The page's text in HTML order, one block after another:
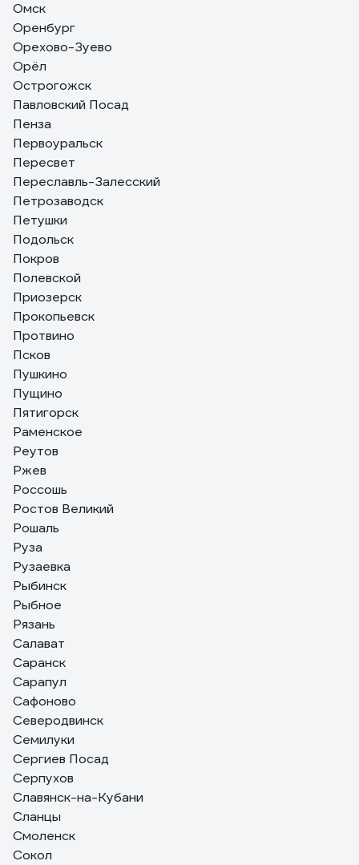
Омск
Оренбург
Орехово-Зуево
Орёл
Острогожск
Павловский Посад
Пенза
Первоуральск
Пересвет
Переславль-Залесский
Петрозаводск
Петушки
Подольск
Покров
Полевской
Приозерск
Прокопьевск
Протвино
Псков
Пушкино
Пущино
Пятигорск
Раменское
Реутов
Ржев
Россошь
Ростов Великий
Рошаль
Руза
Рузаевка
Рыбинск
Рыбное
Рязань
Салават
Саранск
Сарапул
Сафоново
Северодвинск
Семилуки
Сергиев Посад
Серпухов
Славянск-на-Кубани
Сланцы
Смоленск
Сокол